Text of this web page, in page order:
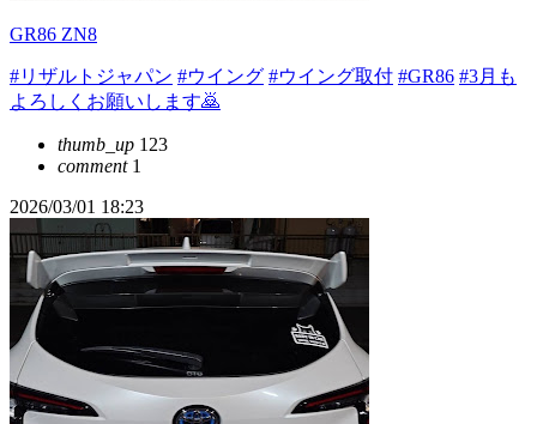
GR86 ZN8
#リザルトジャパン #ウイング #ウイング取付 #GR86 #3月も
よろしくお願いします🙇
thumb_up 123
comment1
2026/03/01 18:23